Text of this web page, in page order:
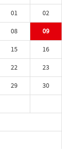
01
02
08
09
15
16
22
23
29
30